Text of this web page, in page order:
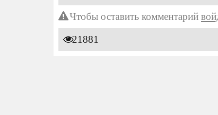
Чтобы оставить комментарий
21881